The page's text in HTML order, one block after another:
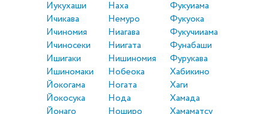
Иукухаши
Ичикава
Ичиномия
Ичиносеки
Ишигаки
Ишиномаки
Йокогама
Йокосука
Наха
Немуро
Ниагава
Ниигата
Нишиномия
Нобеока
Ногата
Нода
Фукуиама
Фукуока
Фукучииама
Фунабаши
Фурукава
Хабикино
Хаги
Хамада